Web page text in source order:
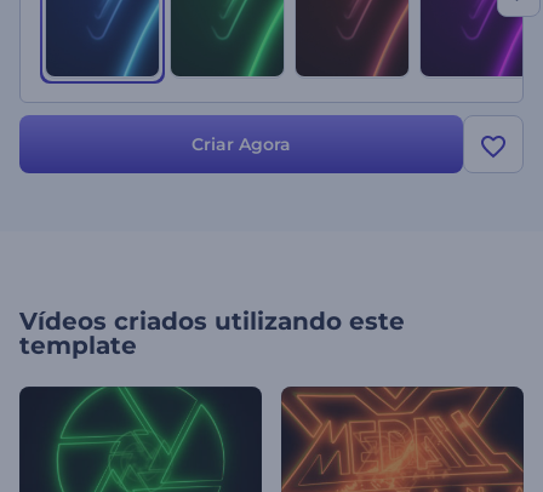
Criar Agora
Vídeos criados utilizando este
template